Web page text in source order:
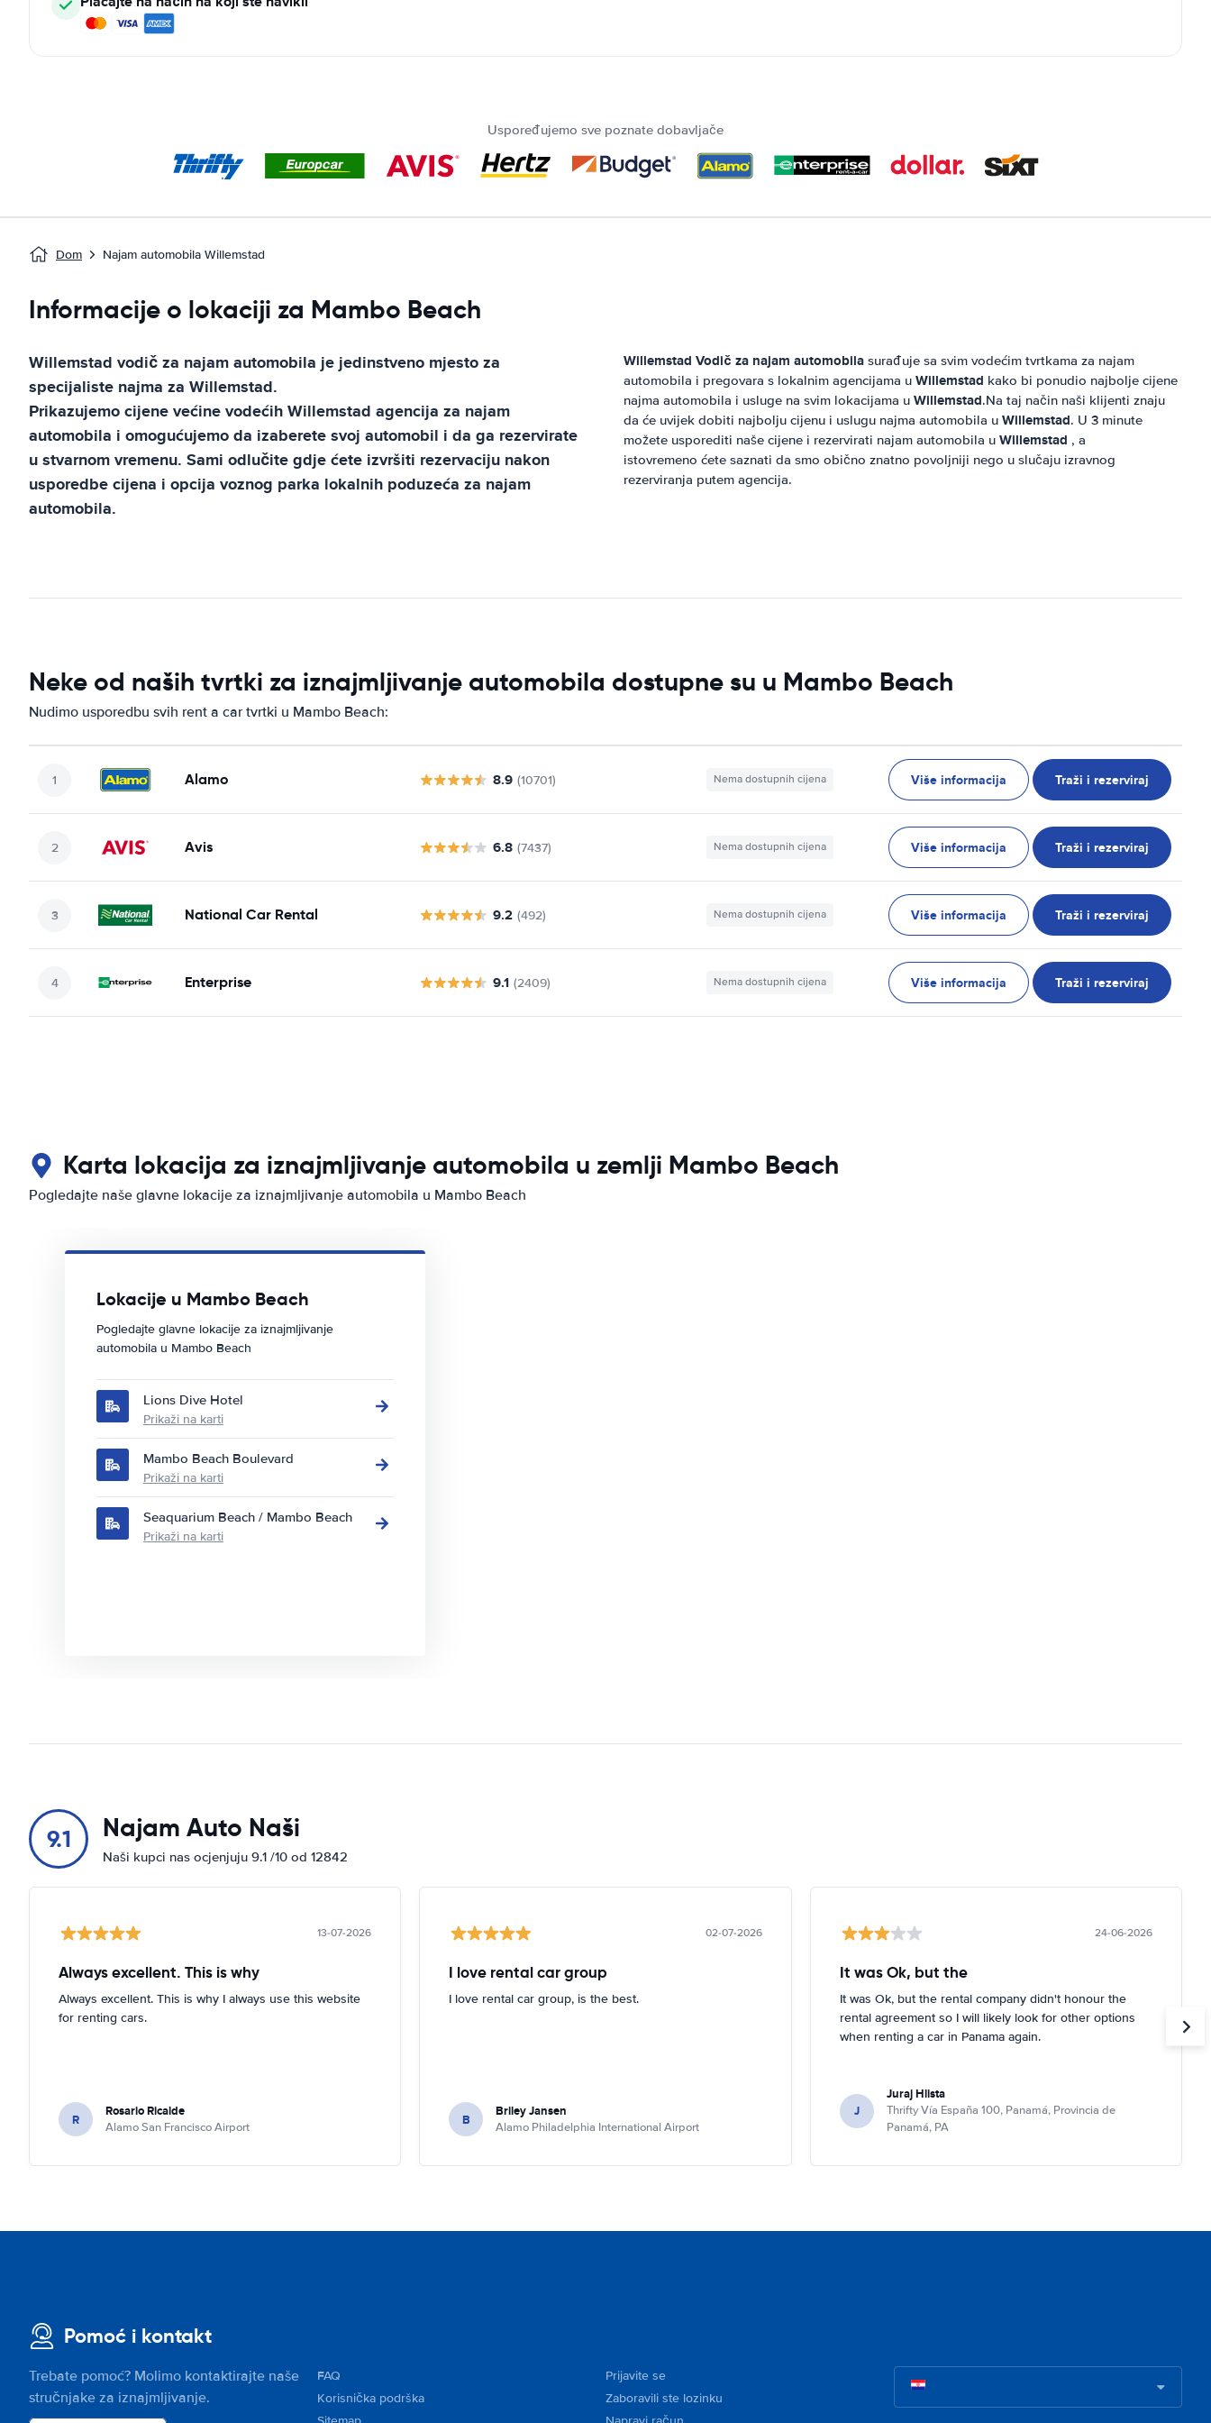
Uspoređujemo sve poznate dobavljače
Dom Najam automobila Willemstad
Informacije o lokaciji za Mambo Beach
Willemstad vodič za najam automobila je jedinstveno mjesto za
specijaliste najma za Willemstad.
Prikazujemo cijene većine vodećihWillemstad agencija za najam
automobila i omogućujemo da izaberete svoj automobil i da ga rezervirate
u stvarnom vremenu. Sami odlučite gdje ćete izvršiti rezervaciju nakon
usporedbe cijena i opcija voznog parka lokalnih poduzeća za najam
automobila.
Willemstad Vodič za najam automobila surađuje sa svim vodećim tvrtkama za najam
automobila i pregovara s lokalnim agencijama u Willemstad kako bi ponudio najbolje cijene
najma automobila i usluge na svim lokacijama u Willemstad.Na taj način naši klijenti znaju
da će uvijek dobiti najbolju cijenu i uslugu najma automobila u Willemstad. U 3 minute
možete usporediti naše cijene i rezervirati najam automobila u Willemstad , a
istovremeno ćete saznati da smo obično znatno povoljniji nego u slučaju izravnog
rezerviranja putem agencija.
Neke od naših tvrtki za iznajmljivanje automobila dostupne su u Mambo Beach
Nudimo usporedbu svih rent a car tvrtki u Mambo Beach:
Alamo 8.9 (10701) Nema dostupnih cijena Više informacija Traži i rezerviraj
Avis 6.8 (7437) Nema dostupnih cijena Više informacija Traži i rezerviraj
National Car Rental 9.2 (492) Nema dostupnih cijena Više informacija Traži i rezerviraj
Enterprise 9.1 (2409) Nema dostupnih cijena Više informacija Traži i rezerviraj
Karta lokacija za iznajmljivanje automobila u zemlji Mambo Beach
Pogledajte naše glavne lokacije za iznajmljivanje automobila u Mambo Beach
Lokacije u Mambo Beach
Pogledajte glavne lokacije za iznajmljivanje
automobila u Mambo Beach
Lions Dive Hotel
Prikaži na karti
Mambo Beach Boulevard
Prikaži na karti
Seaquarium Beach / Mambo Beach
Prikaži na karti
9.1 Najam Auto Naši
Naši kupci nas ocjenjuju 9.1 /10 od 12842
13-07-2026
Always excellent. This is why
Always excellent. This is why I always use this website
for renting cars.
R Rosario Ricalde
Alamo San Francisco Airport
02-07-2026
I love rental car group
I love rental car group, is the best.
B Briley Jansen
Alamo Philadelphia International Airport
24-06-2026
It was Ok, but the
It was Ok, but the rental company didn't honour the
rental agreement so I will likely look for other options
when renting a car in Panama again.
J
Juraj Hlista
Thrifty Vía España 100, Panamá, Provincia de
Panamá, PA
Pomoć i kontakt
Trebate pomoć? Molimo kontaktirajte naše
stručnjake za iznajmljivanje.
FAQ
Korisnička podrška
Prijavite se
Zaboravili ste lozinku